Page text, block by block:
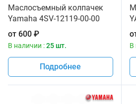
Маслосъемный колпачек
Yamaha 4SV-12119-00-00
от 600 ₽
В наличии :25 шт.
Подробнее
В